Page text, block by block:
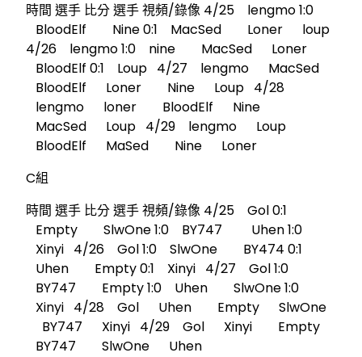
時間 選手 比分 選手 視頻/錄像 4/25 lengmo 1:0
BloodElf Nine 0:1 MacSed Loner loup
4/26 lengmo 1:0 nine MacSed Loner
BloodElf 0:1 Loup 4/27 lengmo MacSed
BloodElf Loner Nine Loup 4/28
lengmo loner BloodElf Nine
MacSed Loup 4/29 lengmo Loup
BloodElf MaSed Nine Loner
C組
時間 選手 比分 選手 視頻/錄像 4/25 Gol 0:1
Empty SlwOne 1:0 BY747 Uhen 1:0
Xinyi 4/26 Gol 1:0 SlwOne BY474 0:1
Uhen Empty 0:1 Xinyi 4/27 Gol 1:0
BY747 Empty 1:0 Uhen SlwOne 1:0
Xinyi 4/28 Gol Uhen Empty SlwOne
BY747 Xinyi 4/29 Gol Xinyi Empty
BY747 SlwOne Uhen